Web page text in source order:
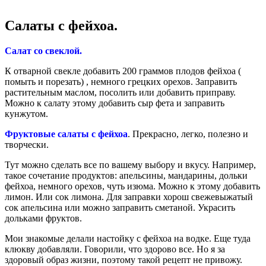
Салаты с фейхоа.
Салат со свеклой.
К отварной свекле добавить 200 граммов плодов фейхоа (
помыть и порезать) , немного грецких орехов. Заправить
растительным маслом, посолить или добавить приправу.
Можно к салату этому добавить сыр фета и заправить
кунжутом.
Фруктовые салаты с фейхоа. Прекрасно, легко, полезно и
творчески.
Тут можно сделать все по вашему выбору и вкусу. Например,
такое сочетание продуктов: апельсины, мандарины, дольки
фейхоа, немного орехов, чуть изюма. Можно к этому добавить
лимон. Или сок лимона. Для заправки хорош свежевыжатый
сок апельсина или можно заправить сметаной. Украсить
дольками фруктов.
Мои знакомые делали настойку с фейхоа на водке. Еще туда
клюкву добавляли. Говорили, что здорово все. Но я за
здоровый образ жизни, поэтому такой рецепт не привожу.